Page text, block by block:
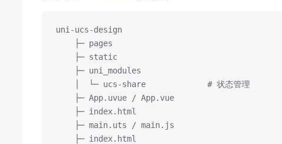
uni-ucs-design
	├─ pages
	├─ static
	├─ uni_modules
	├─ App.uvue / App.vue
	├─ index.html
	├─ main.uts / main.js
	├─ index.html